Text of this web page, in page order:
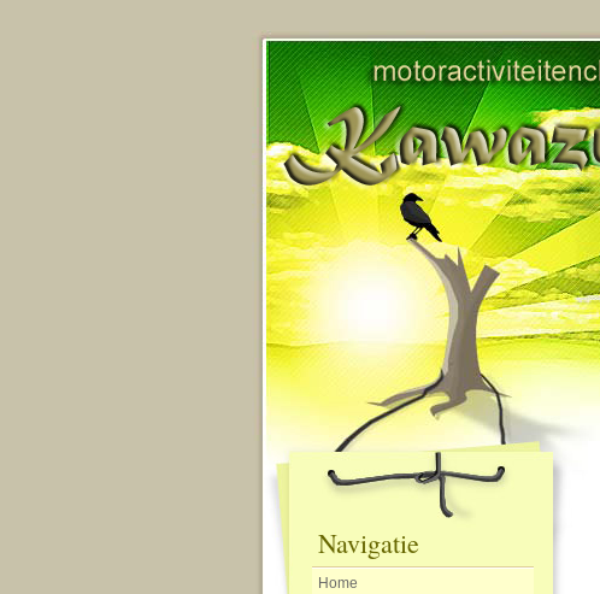
Navigatie
Home